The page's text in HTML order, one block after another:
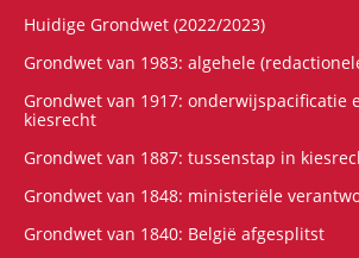
Huidige Grondwet (2022/2023)
Grondwet van 1983: algehele
Grondwet van 1917: onderwijspacificatie
kiesrecht
Grondwet van 1887: tussenstap in
Grondwet van 1848: ministeriële
Grondwet van 1840: België afgesplitst